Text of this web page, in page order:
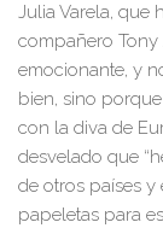
Julia Varela, que
compañero Tony
emocionante, y
bien, sino
con la diva de
desvelado que
de otros países y
papeletas para